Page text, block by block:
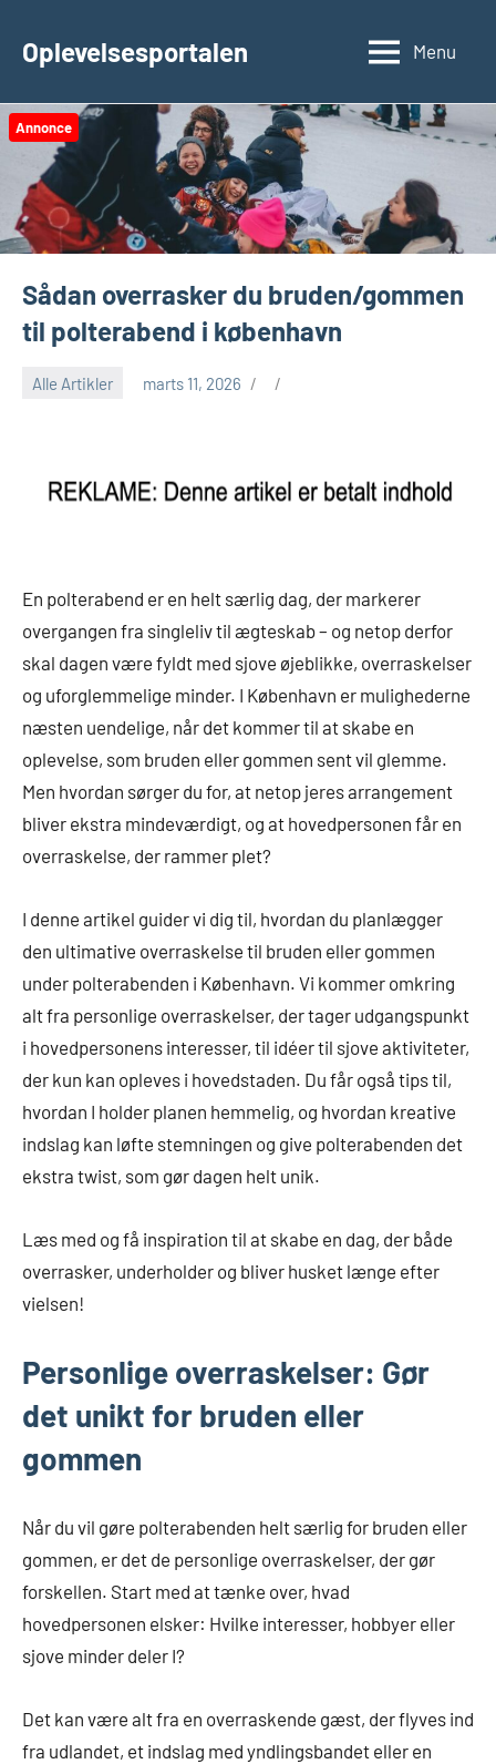
Oplevelsesportalen Menu
Annonce
Sådan overrasker du bruden/gommen
til polterabend i københavn
Alle Artikler marts 11, 2026
En polterabend er en helt særlig dag, der markerer
overgangen fra singleliv til ægteskab – og netop derfor
skal dagen være fyldt med sjove øjeblikke, overraskelser
og uforglemmelige minder. I København er mulighederne
næsten uendelige, når det kommer til at skabe en
oplevelse, som bruden eller gommen sent vil glemme.
Men hvordan sørger du for, at netop jeres arrangement
bliver ekstra mindeværdigt, og at hovedpersonen får en
overraskelse, der rammer plet?
I denne artikel guider vi dig til, hvordan du planlægger
den ultimative overraskelse til bruden eller gommen
under polterabenden i København. Vi kommer omkring
alt fra personlige overraskelser, der tager udgangspunkt
i hovedpersonens interesser, til idéer til sjove aktiviteter,
der kun kan opleves i hovedstaden. Du får også tips til,
hvordan I holder planen hemmelig, og hvordan kreative
indslag kan løfte stemningen og give polterabenden det
ekstra twist, som gør dagen helt unik.
Læs med og få inspiration til at skabe en dag, der både
overrasker, underholder og bliver husket længe efter
vielsen!
Personlige overraskelser: Gør
det unikt for bruden eller
gommen
Når du vil gøre polterabenden helt særlig for bruden eller
gommen, er det de personlige overraskelser, der gør
forskellen. Start med at tænke over, hvad
hovedpersonen elsker: Hvilke interesser, hobbyer eller
sjove minder deler I?
Det kan være alt fra en overraskende gæst, der flyves ind
fra udlandet, et indslag med yndlingsbandet eller en